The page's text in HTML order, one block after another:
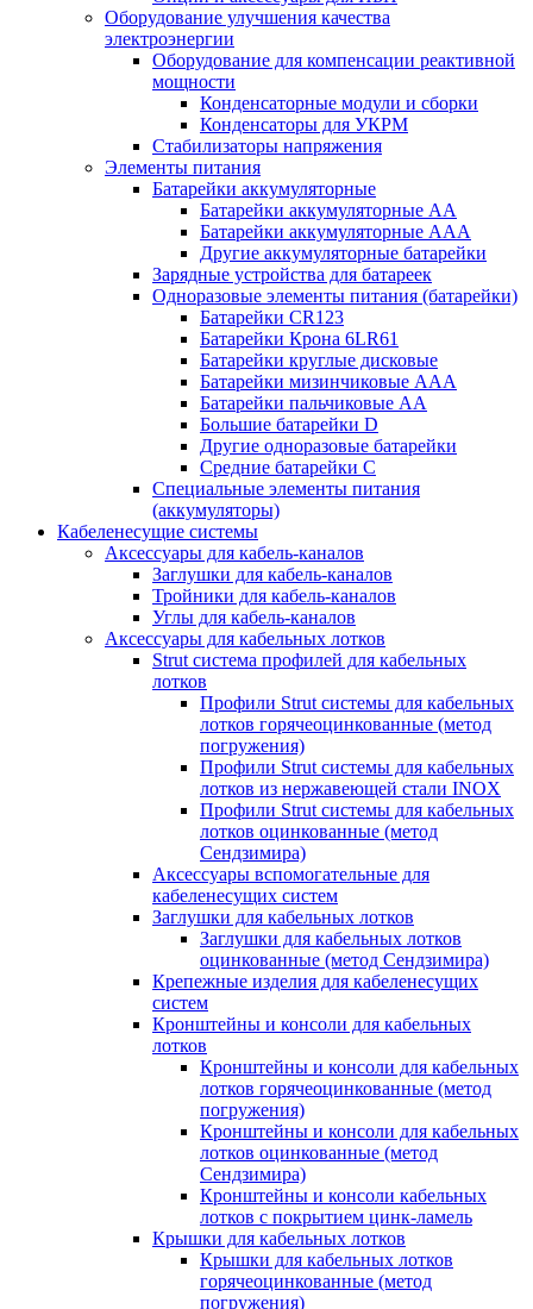
Оборудование улучшения качества
электроэнергии
Оборудование для компенсации реактивной
мощности
Конденсаторные модули и сборки
Конденсаторы для УКРМ
Стабилизаторы напряжения
Элементы питания
Батарейки аккумуляторные
Батарейки аккумуляторные АА
Батарейки аккумуляторные ААА
Другие аккумуляторные батарейки
Зарядные устройства для батареек
Одноразовые элементы питания (батарейки)
Батарейки CR123
Батарейки Крона 6LR61
Батарейки круглые дисковые
Батарейки мизинчиковые ААА
Батарейки пальчиковые АА
Большие батарейки D
Другие одноразовые батарейки
Средние батарейки C
Специальные элементы питания
(аккумуляторы)
Кабеленесущие системы
Аксессуары для кабель-каналов
Заглушки для кабель-каналов
Тройники для кабель-каналов
Углы для кабель-каналов
Аксессуары для кабельных лотков
Strut система профилей для кабельных
лотков
Профили Strut системы для кабельных
лотков горячеоцинкованные (метод
погружения)
Профили Strut системы для кабельных
лотков из нержавеющей стали INOX
Профили Strut системы для кабельных
лотков оцинкованные (метод
Сендзимира)
Аксессуары вспомогательные для
кабеленесущих систем
Заглушки для кабельных лотков
Заглушки для кабельных лотков
оцинкованные (метод Сендзимира)
Крепежные изделия для кабеленесущих
систем
Кронштейны и консоли для кабельных
лотков
Кронштейны и консоли для кабельных
лотков горячеоцинкованные (метод
погружения)
Кронштейны и консоли для кабельных
лотков оцинкованные (метод
Сендзимира)
Кронштейны и консоли кабельных
лотков с покрытием цинк-ламель
Крышки для кабельных лотков
Крышки для кабельных лотков
горячеоцинкованные (метод
погружения)